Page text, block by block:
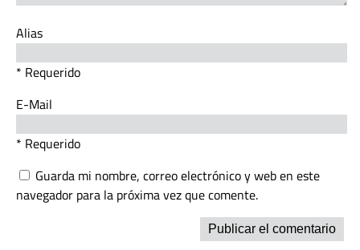
Alias
* Requerido
E-Mail
* Requerido
Guarda mi nombre, correo electrónico y web en este
navegador para la próxima vez que comente.